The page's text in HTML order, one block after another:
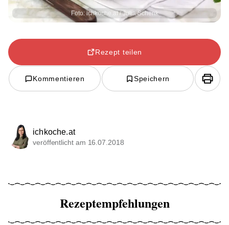
Foto: ichkoche.at / Julia Schenk
Rezept teilen
Kommentieren Speichern
ichkoche.at
veröffentlicht am 16.07.2018
Rezeptempfehlungen